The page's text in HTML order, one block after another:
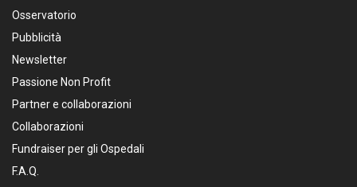
Osservatorio
Pubblicità
Newsletter
Passione Non Profit
Partner e collaborazioni
Collaborazioni
Fundraiser per gli Ospedali
F.A.Q.